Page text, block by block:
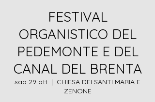
FESTIVAL
ORGANISTICO DEL
PEDEMONTE E DEL
CANAL DEL BRENTA
sab 29 ott
  |
CHIESA DEI SANTI MARIA E
ZENONE